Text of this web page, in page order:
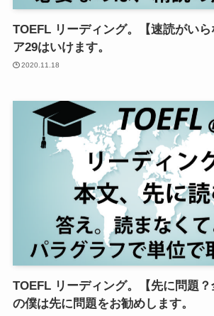
TOEFL リーディング。【速読がい
ア29はいけます。
2020.11.18
TOEFL リーディング。【先に問題
の僕は先に問題をお勧めします。